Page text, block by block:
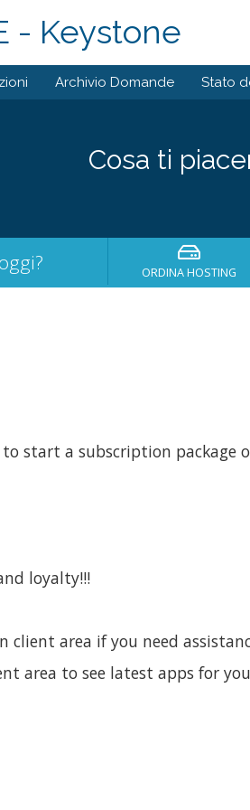
- Keystone
Archivio Domande Stato
Cosa ti
ORDINA HOSTING
to start a subscription package
loyalty!!!
area if you need
area to see latest apps for